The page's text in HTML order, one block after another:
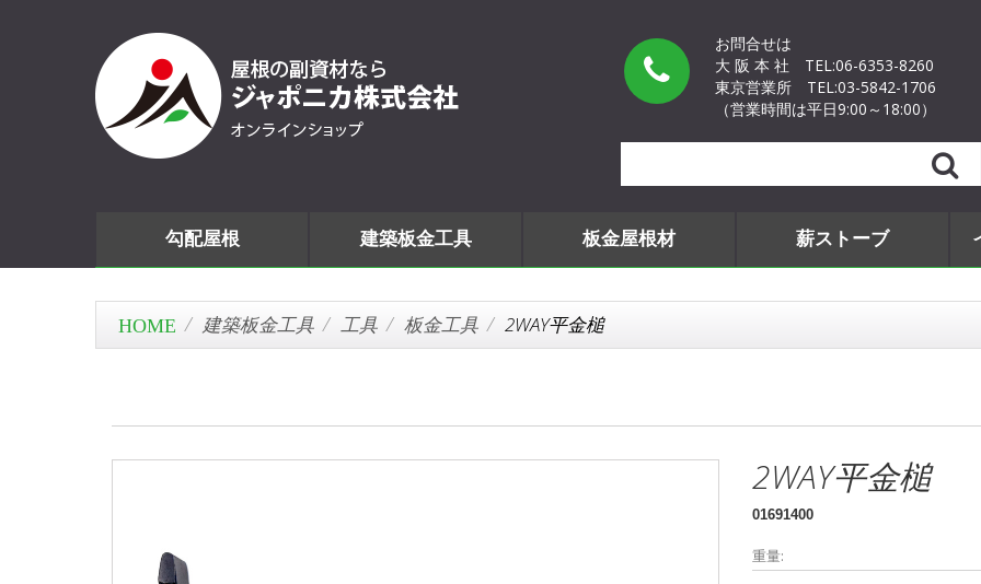
お問合せは
大 阪 本 社 TEL:06-6353-8260
東京営業所 TEL:03-5842-1706
（営業時間は平日9:00～18:00）
勾配屋根 建築板金工具 板金屋根材 薪ストーブ
建築板金工具 工具 板金工具 2WAY平金槌
2WAY平金槌
01691400
重量: